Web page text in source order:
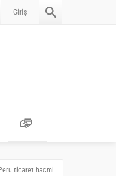
Giriş
ticaret hacmi